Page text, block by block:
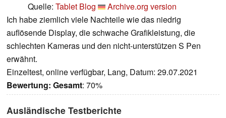
Quelle: Tablet Blog
Archive.org version
Ich habe ziemlich viele Nachteile wie das niedrig
auflösende Display, die schwache Grafikleistung, die
schlechten Kameras und den nicht-unterstützen S Pen
erwähnt.
Einzeltest, online verfügbar, Lang, Datum: 29.07.2021
Bewertung: Gesamt: 70%
Ausländische Testberichte